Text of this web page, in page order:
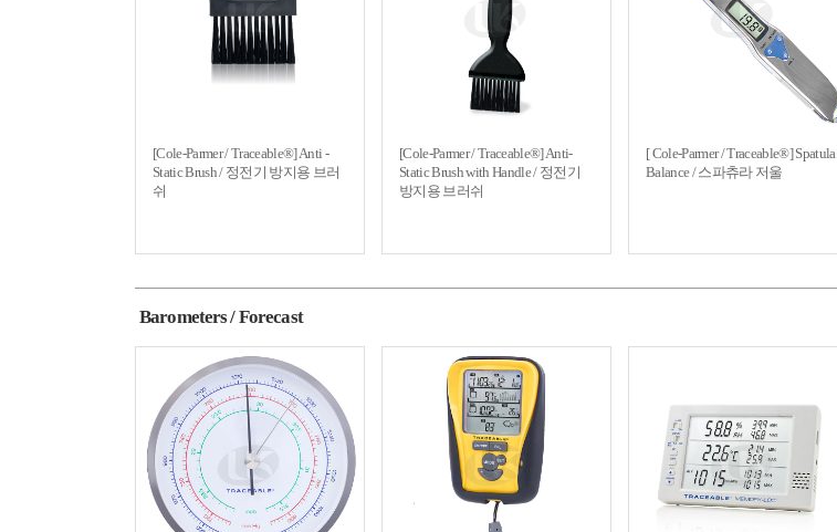
[Cole-Parmer / Traceable®] Anti -
Static Brush / 정전기 방지용 브러
쉬
[Cole-Parmer / Traceable®] Anti-
Static Brush with Handle / 정전기
방지용 브러쉬
[ Cole-Parmer / Traceable®] Spatula
Balance / 스파츄라 저울
Barometers / Forecast